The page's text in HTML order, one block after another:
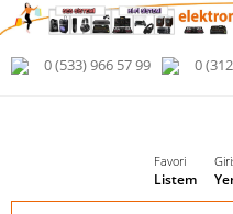
0 (533) 966 57 99 0
Favori
Listem